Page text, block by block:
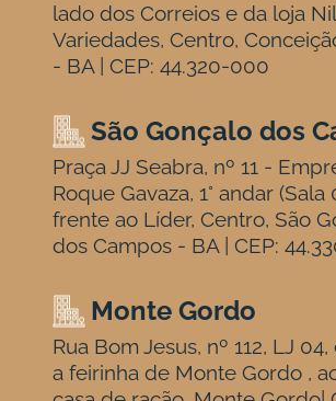
lado dos Correios e da loja
Variedades, Centro,
- BA | CEP: 44.320-000
São Gonçalo dos
Praça JJ Seabra, nº 11 -
Roque Gavaza, 1° andar (Sala
frente ao Líder, Centro, São
dos Campos - BA | CEP:
Monte Gordo
Rua Bom Jesus, nº 112, LJ
a feirinha de Monte Gordo ,